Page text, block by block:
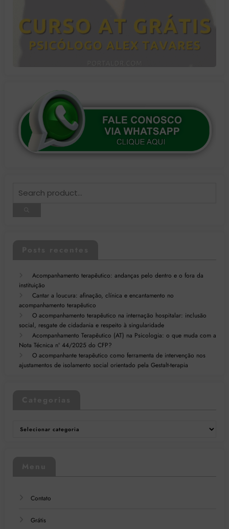
Acompanhamento terapêutico: andanças pelo dentro e o fora da
instituição
Cantar a loucura: afinação, clínica e encantamento no
acompanhamento terapêutico
O acompanhamento terapêutico na internação hospitalar: inclusão
social, resgate de cidadania e respeito à singularidade
Acompanhamento Terapêutico (AT) na Psicologia: o que muda com a
Nota Técnica nº 44/2025 do CFP?
O acompanhante terapêutico como ferramenta de intervenção nos
ajustamentos de isolamento social orientado pela Gestalt-terapia
Contato
Grátis